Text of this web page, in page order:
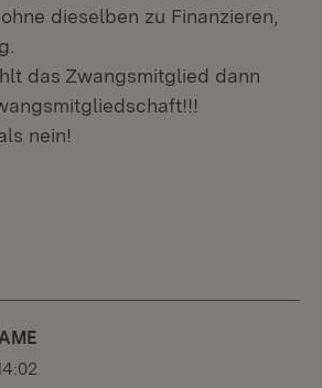
dieselben zu Finanzieren,
das Zwangsmitglied dann
nein!